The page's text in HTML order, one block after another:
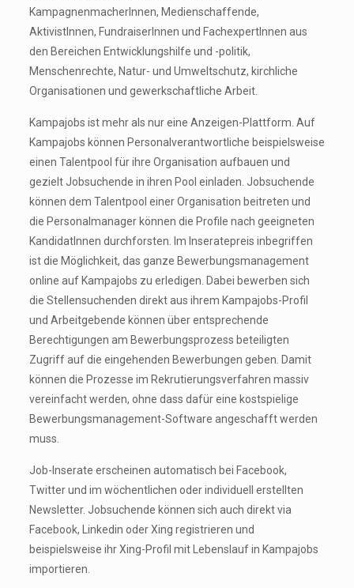
KampagnenmacherInnen, Medienschaffende,
AktivistInnen, FundraiserInnen und FachexpertInnen aus
den Bereichen Entwicklungshilfe und -politik,
Menschenrechte, Natur- und Umweltschutz, kirchliche
Organisationen und gewerkschaftliche Arbeit.
Kampajobs ist mehr als nur eine Anzeigen-Plattform. Auf
Kampajobs können Personalverantwortliche beispielsweise
einen Talentpool für ihre Organisation aufbauen und
gezielt Jobsuchende in ihren Pool einladen. Jobsuchende
können dem Talentpool einer Organisation beitreten und
die Personalmanager können die Profile nach geeigneten
KandidatInnen durchforsten. Im Inseratepreis inbegriffen
ist die Möglichkeit, das ganze Bewerbungsmanagement
online auf Kampajobs zu erledigen. Dabei bewerben sich
die Stellensuchenden direkt aus ihrem Kampajobs-Profil
und Arbeitgebende können über entsprechende
Berechtigungen am Bewerbungsprozess beteiligten
Zugriff auf die eingehenden Bewerbungen geben. Damit
können die Prozesse im Rekrutierungsverfahren massiv
vereinfacht werden, ohne dass dafür eine kostspielige
Bewerbungsmanagement-Software angeschafft werden
muss.
Job-Inserate erscheinen automatisch bei Facebook,
Twitter und im wöchentlichen oder individuell erstellten
Newsletter. Jobsuchende können sich auch direkt via
Facebook, Linkedin oder Xing registrieren und
beispielsweise ihr Xing-Profil mit Lebenslauf in Kampajobs
importieren.